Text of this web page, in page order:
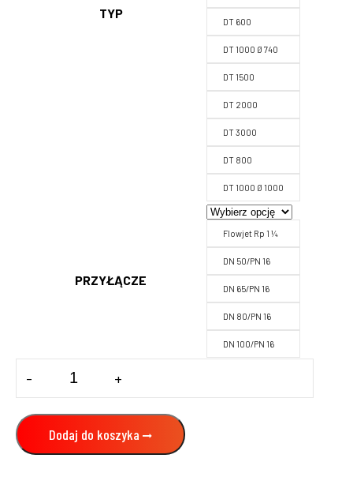
TYP
DT 600
DT 1000 Ø 740
DT 1500
DT 2000
DT 3000
DT 800
DT 1000 Ø 1000
PRZYŁĄCZE
Flowjet Rp 1 ¼
DN 50/PN 16
DN 65/PN 16
DN 80/PN 16
DN 100/PN 16
Naczynie
przeponowe
REFIX
DT
16
16
- +
Dodaj do koszyka